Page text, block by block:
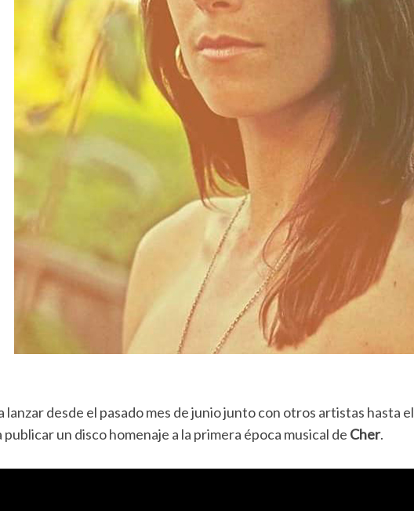
lanzar desde el pasado mes de junio junto con otros artistas hasta el
un disco homenaje a la primera época musical de Cher.